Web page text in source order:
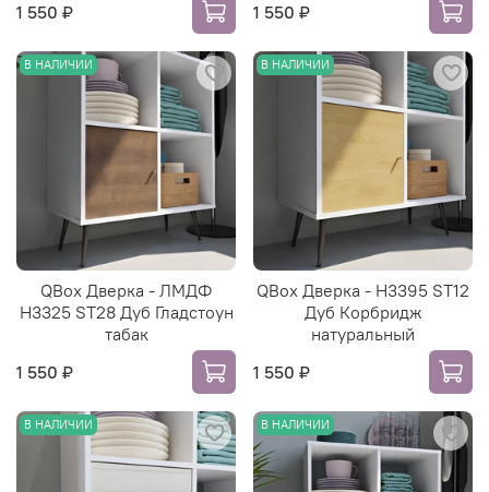
1 550 ₽
1 550 ₽
В НАЛИЧИИ
QBox Дверка - ЛМДФ
H3325 ST28 Дуб Гладстоун
табак
1 550 ₽
В НАЛИЧИИ
QBox Дверка - H3395 ST12
Дуб Корбридж
натуральный
1 550 ₽
В НАЛИЧИИ В НАЛИЧИИ